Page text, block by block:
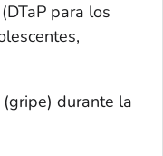
para los
durante la